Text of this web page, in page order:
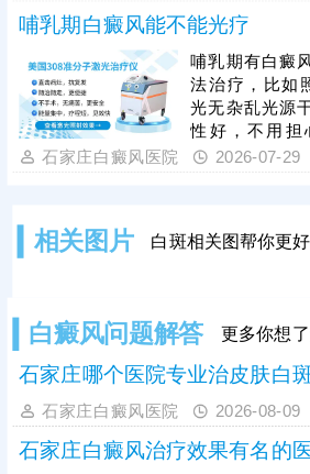
真身。确诊后
一方，争取早
加重，危害身
哺乳期白癜风能不能光疗
哺乳期有白癜
法治疗，比如
光无杂乱光源
性好，不用担
肤，突破了治
以搭配对症药
石家庄白癜风医院 2026-07-29
相关图片 白斑相关图帮你更
白癜风问题解答 更多你想
石家庄哪个医院专业治皮肤白
石家庄白癜风医院 2026-08-09
石家庄白癜风治疗效果有名的